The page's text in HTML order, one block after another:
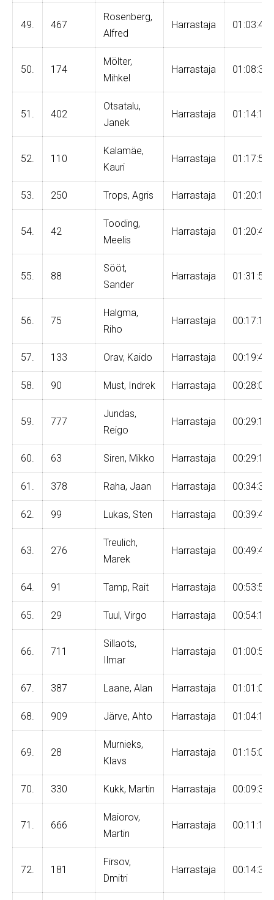
49. 467
Rosenberg,
Alfred
Harrastaja
50. 174
Mölter,
Mihkel
Harrastaja
51. 402
Otsatalu,
Janek
Harrastaja
52. 110
Kalamäe,
Kauri
Harrastaja
53. 250 Trops, Agris Harrastaja
54. 42
Tooding,
Meelis
Harrastaja
55. 88
Sööt,
Sander
Harrastaja
56. 75
Halgma,
Riho
Harrastaja
57. 133 Orav, Kaido Harrastaja
58. 90 Must, Indrek Harrastaja
59. 777
Jundas,
Reigo
Harrastaja
60. 63 Siren, Mikko Harrastaja
61. 378 Raha, Jaan Harrastaja
62. 99 Lukas, Sten Harrastaja
63. 276
Treulich,
Marek
Harrastaja
64. 91 Tamp, Rait Harrastaja
65. 29 Tuul, Virgo Harrastaja
66. 711
Sillaots,
Ilmar
Harrastaja
67. 387 Laane, Alan Harrastaja
68. 909 Järve, Ahto Harrastaja
69. 28
Murnieks,
Klavs
Harrastaja
70. 330 Kukk, Martin Harrastaja
71. 666
Maiorov,
Martin
Harrastaja
72. 181
Firsov,
Dmitri
Harrastaja